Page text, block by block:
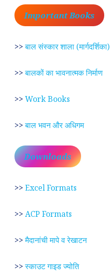
Important Books
>>बाल संस्कार शाला (मार्गदर्शिका)
>>बालकों का भावनात्मक निर्माण
>> Work Books
>>बाल भवन और अधिगम
Downloads
>> Excel Formats
>> ACP Formats
>>मैदानांची मापे व रेखाटन
>>स्काउट गाइड ज्योति